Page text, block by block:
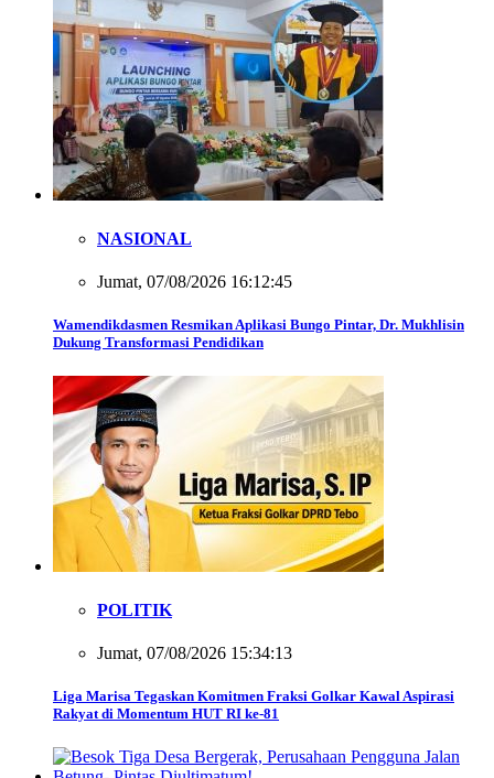
NASIONAL
Jumat, 07/08/2026 16:12:45
Wamendikdasmen Resmikan Aplikasi Bungo Pintar, Dr. Mukhlisin
Dukung Transformasi Pendidikan
POLITIK
Jumat, 07/08/2026 15:34:13
Liga Marisa Tegaskan Komitmen Fraksi Golkar Kawal Aspirasi
Rakyat di Momentum HUT RI ke-81